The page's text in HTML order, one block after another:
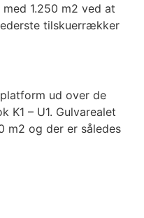
1.250 m2 ved at
tilskuerrækker
ud over de
K1 – U1. Gulvarealet
m2 og der er således